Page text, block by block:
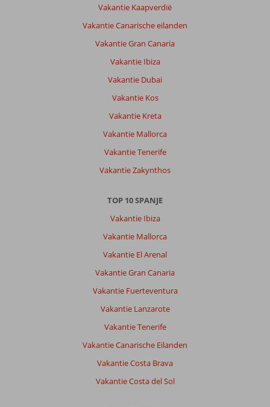
Vakantie Kaapverdië
Vakantie Canarische eilanden
Vakantie Gran Canaria
Vakantie Ibiza
Vakantie Dubai
Vakantie Kos
Vakantie Kreta
Vakantie Mallorca
Vakantie Tenerife
Vakantie Zakynthos
TOP 10 SPANJE
Vakantie Ibiza
Vakantie Mallorca
Vakantie El Arenal
Vakantie Gran Canaria
Vakantie Fuerteventura
Vakantie Lanzarote
Vakantie Tenerife
Vakantie Canarische Eilanden
Vakantie Costa Brava
Vakantie Costa del Sol